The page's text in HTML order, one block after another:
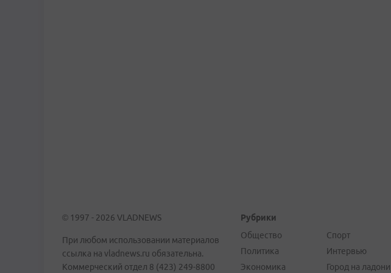
© 1997 - 2026 VLADNEWS
При любом использовании материалов
ссылка на vladnews.ru обязательна.
Коммерческий отдел 8 (423) 249-8800
Рубрики
Общество
Политика
Экономика
Спорт
Интервью
Город на ладони